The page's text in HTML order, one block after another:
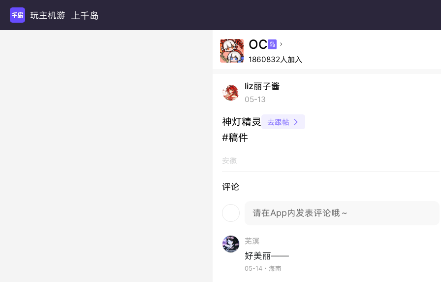
玩主机游戏 上千岛
OC 岛 
1860832人加入
liz丽子酱
05-13
神灯精灵 去跟帖 
#稿件
安徽
评论
请在App内发表评论哦～
芜溟
好美丽——
05-14・海南